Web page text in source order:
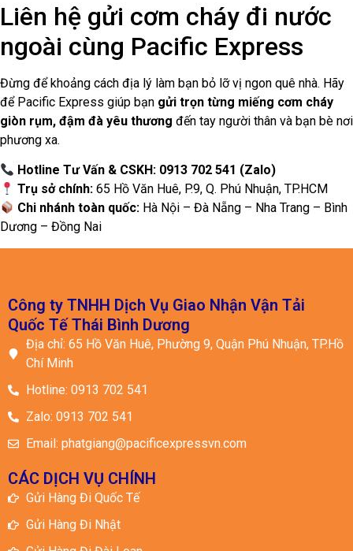
Liên hệ gửi cơm cháy đi nước
ngoài cùng Pacific Express
Đừng để khoảng cách địa lý làm bạn bỏ lỡ vị ngon quê nhà. Hãy
để Pacific Express giúp bạn gửi trọn từng miếng cơm cháy
giòn rụm, đậm đà yêu thương đến tay người thân và bạn bè nơi
phương xa.
Hotline Tư Vấn & CSKH: 0913 702 541 (Zalo)
Trụ sở chính: 65 Hồ Văn Huê, P.9, Q. Phú Nhuận, TP.HCM
Chi nhánh toàn quốc: Hà Nội – Đà Nẵng – Nha Trang – Bình
Dương – Đồng Nai
Công ty TNHH Dịch Vụ Giao Nhận Vận Tải
Quốc Tế Thái Bình Dương
Địa chỉ: 65 Hồ Văn Huê, Phường 9, Quận Phú Nhuận, TP.Hồ
Chí Minh
Hotline: 0913 702 541
Zalo: 0913 702 541
Email: phatgiang@pacificexpressvn.com
CÁC DỊCH VỤ CHÍNH
Gửi Hàng Đi Quốc Tế
Gửi Hàng Đi Nhật